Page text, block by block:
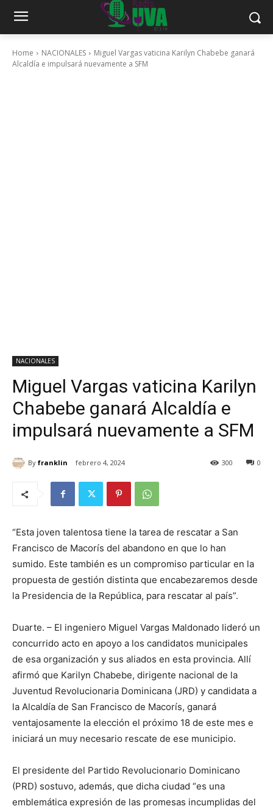
Home NACIONALES
Miguel Vargas vaticina Karilyn Chabebe ganará
Alcaldía e impulsará nuevamente a SFM
NACIONALES
Miguel Vargas vaticina Karilyn
Chabebe ganará Alcaldía e
impulsará nuevamente a SFM
By franklin febrero 4, 2024 0
300
“Esta joven talentosa tiene la tarea de rescatar a San
Francisco de Macorís del abandono en que lo han
sumido. Este también es un compromiso particular en la
propuesta de gestión distinta que encabezaremos desde
la Presidencia de la República, para rescatar al país”.
Duarte. – El ingeniero Miguel Vargas Maldonado lideró un
concurrido acto en apoyo a los candidatos municipales
de esa organización y sus aliados en esta provincia. Allí
afirmó que Karilyn Chabebe, dirigente nacional de la
Juventud Revolucionaria Dominicana (JRD) y candidata a
la Alcaldía de San Francisco de Macorís, ganará
ventajosamente la elección el próximo 18 de este mes e
iniciará un muy necesario rescate de ese municipio.
El presidente del Partido Revolucionario Dominicano
(PRD) sostuvo, además, que dicha ciudad “es una
emblemática expresión de las promesas incumplidas del